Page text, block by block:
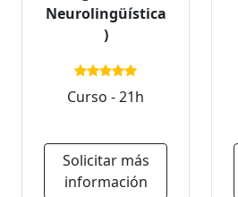
Neurolingüística
)
Curso - 21h
Solicitar más
información